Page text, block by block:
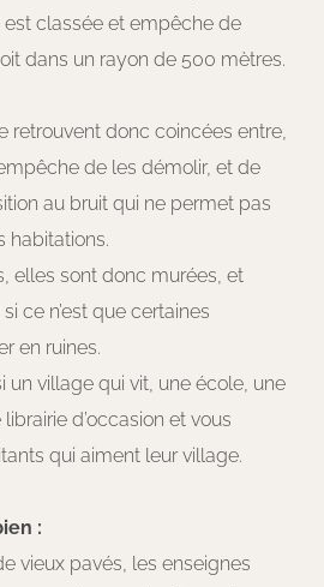
est classée et empêche de
dans un rayon de 500 mètres.
retrouvent donc coincées entre,
de les démolir, et de
au bruit qui ne permet pas
habitations.
elles sont donc murées, et
ce n’est que certaines
en ruines.
un village qui vit, une école, une
d’occasion et vous
qui aiment leur village.
:
vieux pavés, les enseignes